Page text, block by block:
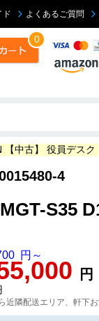
ド よくあるご質問
0
【中古】 役員デスク
4
S35
円～
円
近隣配送エリア、軒下お